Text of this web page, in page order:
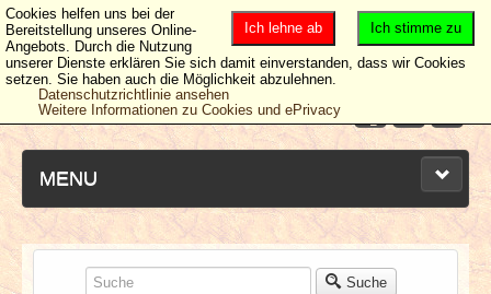
MENU
NEUESTE ARTIKEL
Suche
Ich stimme zu
Ich lehne ab
Cookies helfen uns bei der
Bereitstellung unseres Online-
Angebots. Durch die Nutzung
unserer Dienste erklären Sie sich damit einverstanden, dass wir Cookies
setzen. Sie haben auch die Möglichkeit abzulehnen.
Datenschutzrichtlinie ansehen
Weitere Informationen zu Cookies und ePrivacy